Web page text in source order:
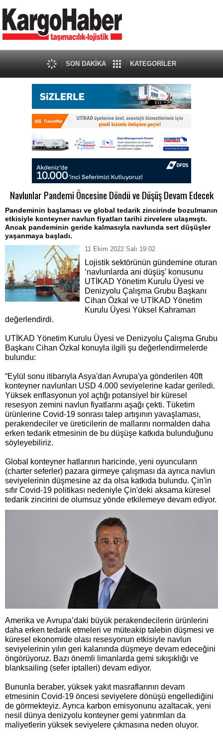
SON DAKİKA KATEGORİLER
Navlunlar Pandemi Öncesine Döndü ve Düşüş Devam Edecek
Pandeminin başlaması ve global tedarik zincirinde bozulmanın
etkisiyle konteyner navlun fiyatları tarihi zirvelere ulaşmıştı.
Ancak pandeminin geride kalmasıyla navlunda sert düşüşler
yaşanmaya başladı.
11 Ekim 2022 Salı 19:02
Lojistik sektörünün gündemine oturan
‘navlunlarda ani düşüş’ konusunu
UTİKAD Yönetim Kurulu Üyesi ve
Denizyolu Çalışma Grubu Başkanı
Cihan Özkal ve UTİKAD Yönetim
Kurulu Üyesi Yüksel Kahraman
değerlendirdi.
UTİKAD Yönetim Kurulu Üyesi ve Denizyolu Çalışma Grubu
Başkanı Cihan Özkal konuyla ilgili şu değerlendirmelerde
bulundu:
“Eylül sonu itibarıyla Asya'dan Avrupa'ya gönderilen 40ft
konteyner navlunları USD 4.000 seviyelerine kadar geriledi.
Yüksek enflasyonun yol açtığı potansiyel bir küresel
resesyon zemini navlun fiyatlarını aşağı çekti. Tüketim
ürünlerine Covid-19 sonrası talep artışının yavaşlaması,
perakendeciler ve üreticilerin de mallarını normalden daha
erken tedarik etmesinin de bu düşüşe katkıda bulunduğunu
söyleyebiliriz.
Global konteyner hatlarının haricinde, yeni oyuncuların
(charter seferler) pazara girmeye çalışması da ayrıca navlun
seviyelerinin düşmesine az da olsa katkıda bulundu. Çin'in
sıfır Covid-19 politikası nedeniyle Çin'deki aksama küresel
tedarik zincirini de olumsuz yönde etkilemeye devam ediyor.
Amerika ve Avrupa’daki büyük perakendecilerin ürünlerini
daha erken tedarik etmeleri ve müteakip talebin düşmesi ve
küresel ekonomide olası resesyonun etkisiyle navlun
seviyelerinin yılın geri kalanında düşmeye devam edeceğini
öngörüyoruz. Bazı önemli limanlarda gemi sıkışıklığı ve
blanksailing (sefer iptalleri) devam ediyor.
Bununla beraber, yüksek yakıt masraflarının devam
etmesinin Covid-19 öncesi seviyelere dönüşü engellediğini
de görmekteyiz. Ayrıca karbon emisyonunu azaltacak, yeni
nesil dünya denizyolu konteyner gemi yatırımları da
maliyetlerin yüksek seviyelere çıkmasına neden oluyor.